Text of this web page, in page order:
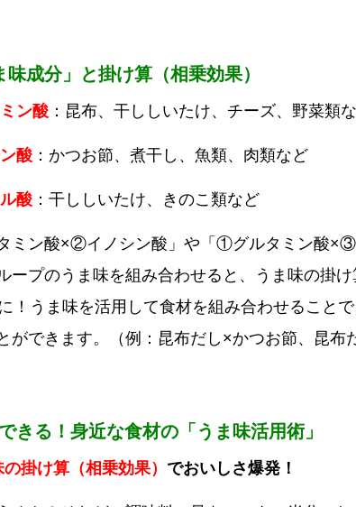
味成分」と掛け算（相乗効果）
ン酸 ：昆布、干ししいたけ、チーズ、野菜類
酸 ：かつお節、煮干し、魚類、肉類など
酸 ：干ししいたけ、きのこ類など
ン酸×②イノシン酸」や「①グルタミン酸×③
ープのうま味を組み合わせると、うま味の掛け
！うま味を活用して食材を組み合わせること
ができます。（例：昆布だし×かつお節、昆布
きる！身近な食材の「うま味活用術」
掛け算（相乗効果） でおいしさ爆発！